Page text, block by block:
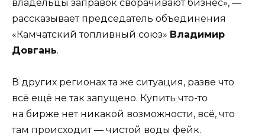
владельцы заправок сворачивают бизнес», —
рассказывает председатель объединения
«Камчатский топливный союз» Владимир
Довгань.
В других регионах та же ситуация, разве что
всё ещё не так запущено. Купить что-то
на бирже нет никакой возможности, всё, что
там происходит — чистой воды фейк.